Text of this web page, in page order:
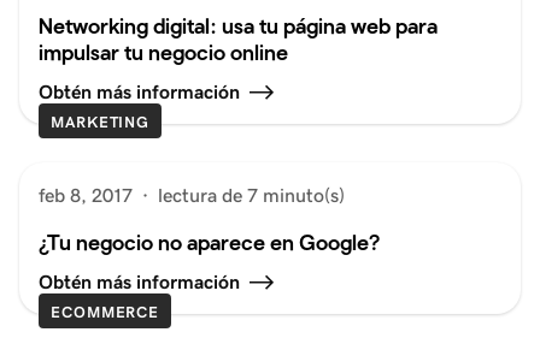
Networking digital: usa tu página web para
impulsar tu negocio online
Obtén más información
MARKETING
feb 8, 2017 · lectura de 7 minuto(s)
¿Tu negocio no aparece en Google?
Obtén más información
ECOMMERCE